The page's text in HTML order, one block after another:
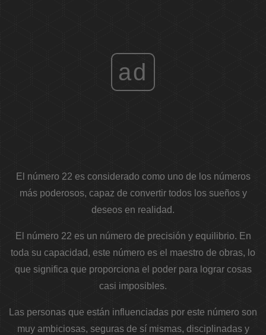
ad
El número 22 es considerado como uno de los números
más poderosos, capaz de convertir todos los sueños y
deseos en realidad.
El número 22 es un número de precisión y equilibrio. En
toda su capacidad, este número es el maestro de obras, lo
que significa que proporciona el poder para lograr cosas
casi imposibles.
Las personas que están influenciadas por este número son
muy ambiciosas, seguras de sí mismas, disciplinadas y